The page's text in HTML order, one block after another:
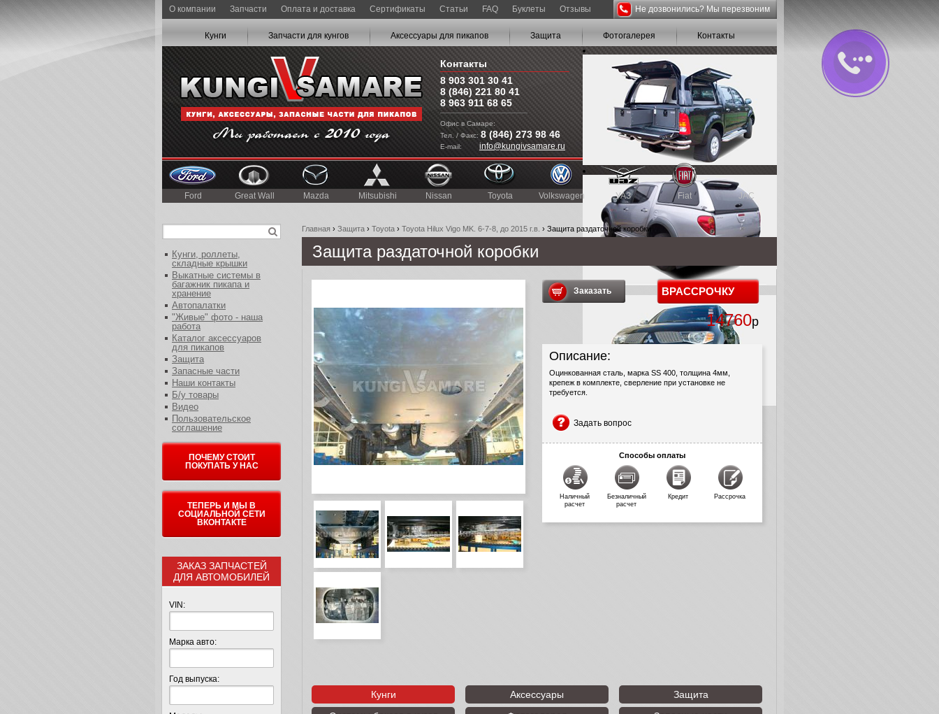
О компании Запчасти Оплата и доставка Сертификаты Статьи FAQ Буклеты Отзывы
Кунги Запчасти для кунгов Аксессуары для пикапов Защита Фотогалерея Контакты
Контакты
8 903 301 30 41
8 (846) 221 80 41
8 963 911 68 65
Офис в Самаре:
Тел. / Факс: 8 (846) 273 98 46
E-mail: info@kungivsamare.ru
Не дозвонились? Мы перезвоним
Ford Great Wall Mazda Mitsubishi Nissan Toyota Volkswagen УАЗ Fiat JAC
Главная › Защита › Toyota › Toyota Hilux Vigo MK. 6-7-8, до 2015 г.в. › Защита раздаточной коробки
Защита раздаточной коробки
Заказать ВРАССРОЧКУ
14760р
Описание:
Оцинкованная сталь, марка SS 400, толщина 4мм,
крепеж в комплекте, сверление при установке не
требуется.
Задать вопрос
Способы оплаты
Наличный
расчет
Безналичный
расчет
Кредит Рассрочка
Кунги Аксессуары
Защита
Кунги, роллеты,
складные крышки
Выкатные системы в
багажник пикапа и
хранение
Автопалатки
"Живые" фото - наша
работа
Каталог аксессуаров
для пикапов
Защита
Запасные части
Наши контакты
Б/у товары
Видео
Пользовательское
соглашение
ПОЧЕМУ СТОИТ
ПОКУПАТЬ У НАС
ТЕПЕРЬ И МЫ В
СОЦИАЛЬНОЙ СЕТИ
ВКОНТАКТЕ
ЗАКАЗ ЗАПЧАСТЕЙ
ДЛЯ АВТОМОБИЛЕЙ
VIN:
Марка авто:
Год выпуска: